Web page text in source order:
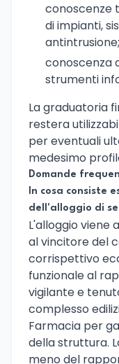
conoscenze
di impianti,
antintrusione;
conoscenza
strumenti
La graduatoria
restera
per eventuali
medesimo
Domande
In cosa consiste
dell'alloggio di
L'alloggio viene
al vincitore del
corrispettivo
funzionale al
vigilante e
complesso
Farmacia per
della struttura.
meno del